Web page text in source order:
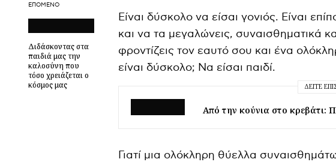
ΕΠΌΜΕΝΟ
Διδάσκοντας στα
παιδιά μας την
καλοσύνη που
τόσο χρειάζεται ο
κόσμος μας
Είναι δύσκολο να είσαι γονιός. Είναι
και να τα μεγαλώνεις, συναισθηματικά
φροντίζεις τον εαυτό σου και ένα
είναι δύσκολο; Να είσαι παιδί.
ΔΕΊΤΕ
Από την κούνια στο κρεβάτι:
Γιατί μια ολόκληρη θύελλα